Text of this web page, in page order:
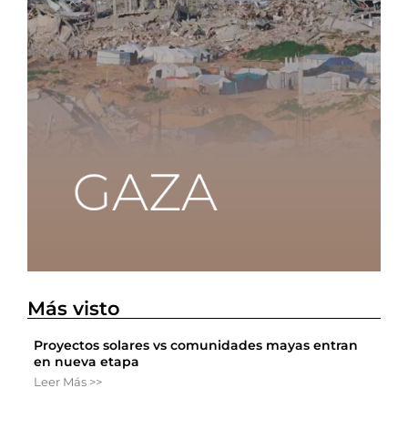
Más visto
Proyectos solares vs comunidades mayas entran
en nueva etapa
Leer Más >>